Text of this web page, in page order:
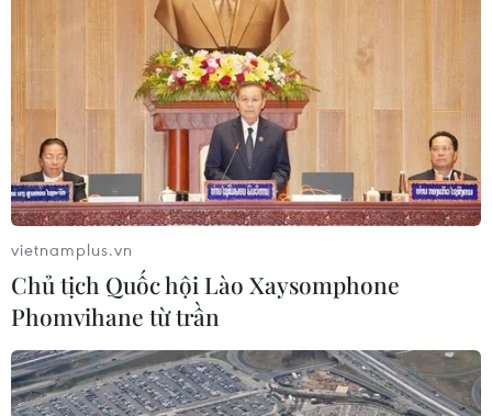
đầu tư sang tổ chức chuỗi giá trị
07/08/2026 11:18
Có 50 cơ sở kiểm nghiệm được GACC
chấp nhận phục vụ xuất khẩu mít,
sầu riêng
07/08/2026 10:27
Giá dầu tăng trước những lo ngại về
kế hoạch mở lại Eo biển Hormuz
07/08/2026 08:58
vietnamplus.vn
Chủ tịch Quốc hội Lào Xaysomphone
Phomvihane từ trần